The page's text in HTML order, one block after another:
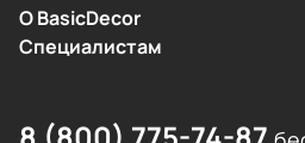
О BasicDecor
Cпециалистам